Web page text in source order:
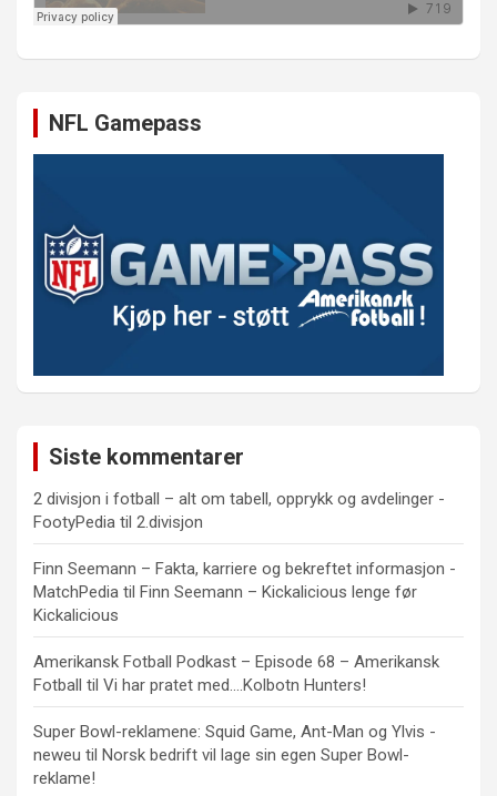
NFL Gamepass
Siste kommentarer
2 divisjon i fotball – alt om tabell, opprykk og avdelinger -
FootyPedia til 2.divisjon
Finn Seemann – Fakta, karriere og bekreftet informasjon -
MatchPedia til Finn Seemann – Kickalicious lenge før
Kickalicious
Amerikansk Fotball Podkast – Episode 68 – Amerikansk
Fotball til Vi har pratet med….Kolbotn Hunters!
Super Bowl-reklamene: Squid Game, Ant-Man og Ylvis -
neweu til Norsk bedrift vil lage sin egen Super Bowl-
reklame!